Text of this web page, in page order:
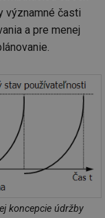
významné časti
a pre menej
koncepcie údržby